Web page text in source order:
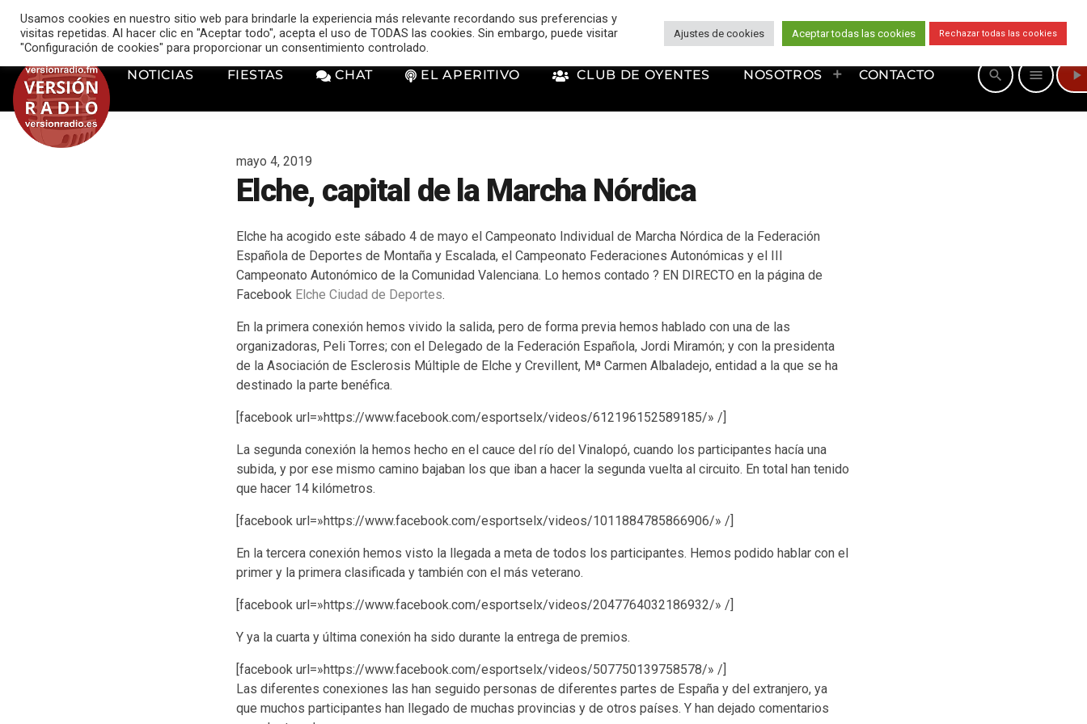
music_note VERSIÓN RADIO
NOTICIAS FIESTAS CHAT EL APERITIVO CLUB DE OYENTES NOSOTROS CONTACTO search menu play_arrow
mayo 4, 2019
Elche, capital de la Marcha Nórdica
Elche ha acogido este sábado 4 de mayo el Campeonato Individual de Marcha Nórdica de la Federación
Española de Deportes de Montaña y Escalada, el Campeonato Federaciones Autonómicas y el III
Campeonato Autonómico de la Comunidad Valenciana. Lo hemos contado ? EN DIRECTO en la página de
Facebook Elche Ciudad de Deportes.
En la primera conexión hemos vivido la salida, pero de forma previa hemos hablado con una de las
organizadoras, Peli Torres; con el Delegado de la Federación Española, Jordi Miramón; y con la presidenta
de la Asociación de Esclerosis Múltiple de Elche y Crevillent, Mª Carmen Albaladejo, entidad a la que se ha
destinado la parte benéfica.
[facebook url=»https://www.facebook.com/esportselx/videos/612196152589185/» /]
La segunda conexión la hemos hecho en el cauce del río del Vinalopó, cuando los participantes hacía una
subida, y por ese mismo camino bajaban los que iban a hacer la segunda vuelta al circuito. En total han tenido
que hacer 14 kilómetros.
[facebook url=»https://www.facebook.com/esportselx/videos/1011884785866906/» /]
En la tercera conexión hemos visto la llegada a meta de todos los participantes. Hemos podido hablar con el
primer y la primera clasificada y también con el más veterano.
[facebook url=»https://www.facebook.com/esportselx/videos/2047764032186932/» /]
Y ya la cuarta y última conexión ha sido durante la entrega de premios.
[facebook url=»https://www.facebook.com/esportselx/videos/507750139758578/» /]
Las diferentes conexiones las han seguido personas de diferentes partes de España y del extranjero, ya
que muchos participantes han llegado de muchas provincias y de otros países. Y han dejado comentarios
Usamos cookies en nuestro sitio web para brindarle la experiencia más relevante recordando sus preferencias y
visitas repetidas. Al hacer clic en "Aceptar todo", acepta el uso de TODAS las cookies. Sin embargo, puede visitar
"Configuración de cookies" para proporcionar un consentimiento controlado.
Ajustes de cookies Aceptar todas las cookies Rechazar todas las cookies